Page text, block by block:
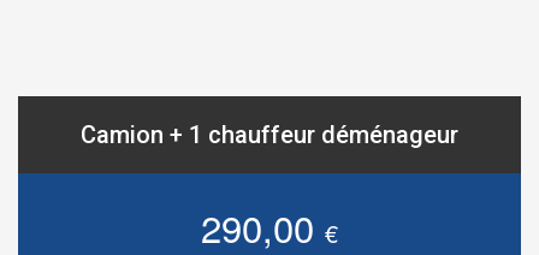
Camion + 1 chauffeur déménageur
290,00 €